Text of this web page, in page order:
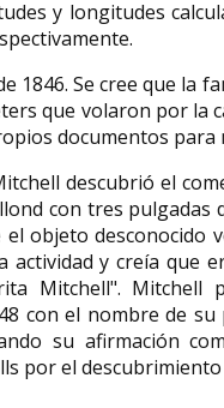
y longitudes
1846. Se cree que la
que volaron por la
documentos
descubrió el
con tres pulgadas
objeto desconocido
y creía que
Mitchell".​ Mitchell
con el nombre de su
su afirmación
por el